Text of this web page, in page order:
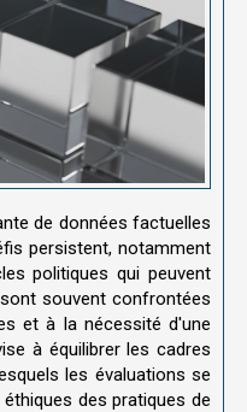
de données factuelles
persistent, notamment
politiques qui peuvent
souvent confrontées
et à la nécessité d'une
à équilibrer les cadres
les évaluations se
des pratiques de